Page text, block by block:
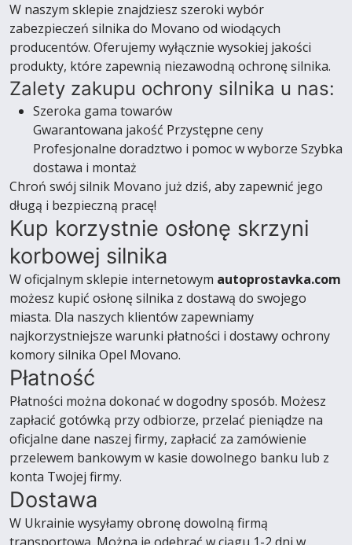
W naszym sklepie znajdziesz szeroki wybór
zabezpieczeń silnika do Movano od wiodących
producentów. Oferujemy wyłącznie wysokiej jakości
produkty, które zapewnią niezawodną ochronę silnika.
Zalety zakupu ochrony silnika u nas:
Szeroka gama towarów
Gwarantowana jakość Przystępne ceny
Profesjonalne doradztwo i pomoc w wyborze Szybka
dostawa i montaż
Chroń swój silnik Movano już dziś, aby zapewnić jego
długą i bezpieczną pracę!
Kup korzystnie osłonę skrzyni
korbowej silnika
W oficjalnym sklepie internetowym autoprostavka.com
możesz kupić osłonę silnika z dostawą do swojego
miasta. Dla naszych klientów zapewniamy
najkorzystniejsze warunki płatności i dostawy ochrony
komory silnika Opel Movano.
Płatność
Płatności można dokonać w dogodny sposób. Możesz
zapłacić gotówką przy odbiorze, przelać pieniądze na
oficjalne dane naszej firmy, zapłacić za zamówienie
przelewem bankowym w kasie dowolnego banku lub z
konta Twojej firmy.
Dostawa
W Ukrainie wysyłamy obronę dowolną firmą